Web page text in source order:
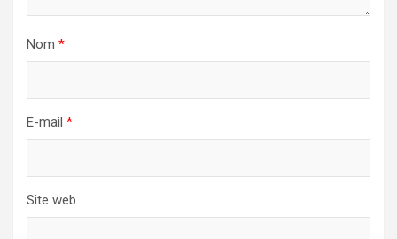
Nom *
E-mail *
Site web